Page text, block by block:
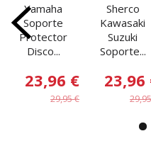
Yamaha
Soporte
Protector
Disco...
23,96 €
29,95 €
Sherco
Kawasaki
Suzuki
Soporte...
23,96